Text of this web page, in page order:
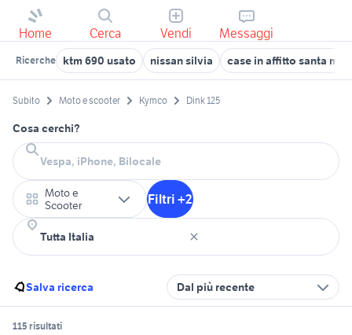
Home Cerca Vendi Messaggi
Ricerche ktm 690 usato nissan silvia case in affitto santa
Subito Moto e scooter Kymco Dink 125
Cosa cerchi?
Moto e
Scooter
Filtri +2
Salva ricerca Dal più recente
115 risultati